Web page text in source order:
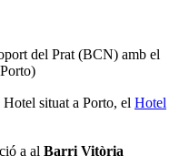
del Prat (BCN) amb el
situat a Porto, el Hotel
a al Barri Vitòria